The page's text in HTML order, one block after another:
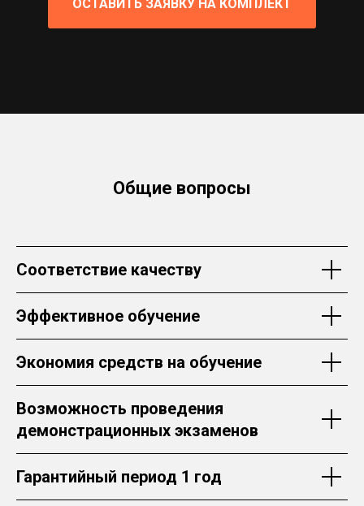
ОСТАВИТЬ ЗАЯВКУ НА КОМПЛЕКТ
Общие вопросы
Соответствие качеству
Эффективное обучение
Экономия средств на обучение
Возможность проведения
демонстрационных экзаменов
Гарантийный период 1 год